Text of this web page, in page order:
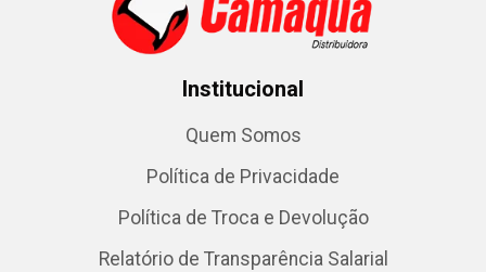
Institucional
Quem Somos
Política de Privacidade
Política de Troca e Devolução
Relatório de Transparência Salarial